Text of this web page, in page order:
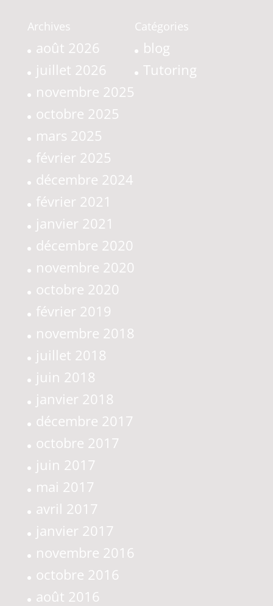
Archives
août 2026
juillet 2026
novembre 2025
octobre 2025
mars 2025
février 2025
décembre 2024
février 2021
janvier 2021
décembre 2020
novembre 2020
octobre 2020
février 2019
novembre 2018
juillet 2018
juin 2018
janvier 2018
décembre 2017
octobre 2017
juin 2017
mai 2017
avril 2017
janvier 2017
novembre 2016
octobre 2016
août 2016
Catégories
blog
Tutoring